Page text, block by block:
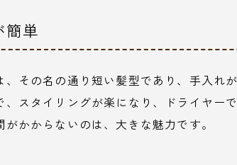
簡単
、その名の通り短い髪型であり、手入れ
、スタイリングが楽になり、ドライヤー
かからないのは、大きな魅力です。